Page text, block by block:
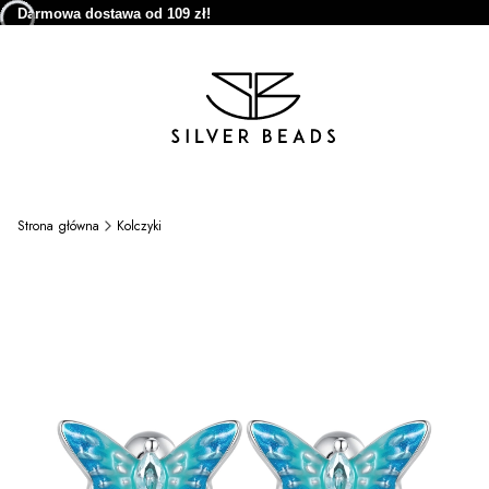
Darmowa dostawa od 109 zł!
Strona główna Kolczyki